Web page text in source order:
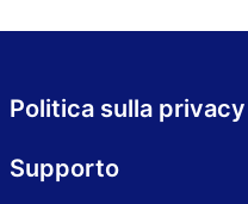
Politica sulla privacy
Supporto